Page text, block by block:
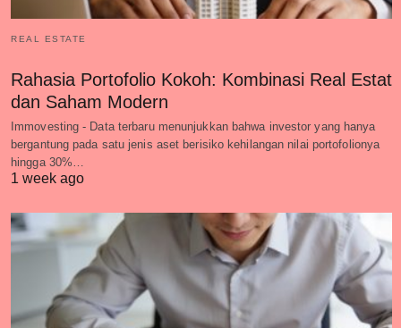
REAL ESTATE
Rahasia Portofolio Kokoh: Kombinasi Real Estat
dan Saham Modern
Immovesting - Data terbaru menunjukkan bahwa investor yang hanya
bergantung pada satu jenis aset berisiko kehilangan nilai portofolionya
hingga 30%…
1 week ago